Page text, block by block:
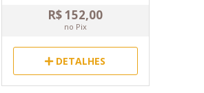
R$ 152,00
no Pix
DETALHES